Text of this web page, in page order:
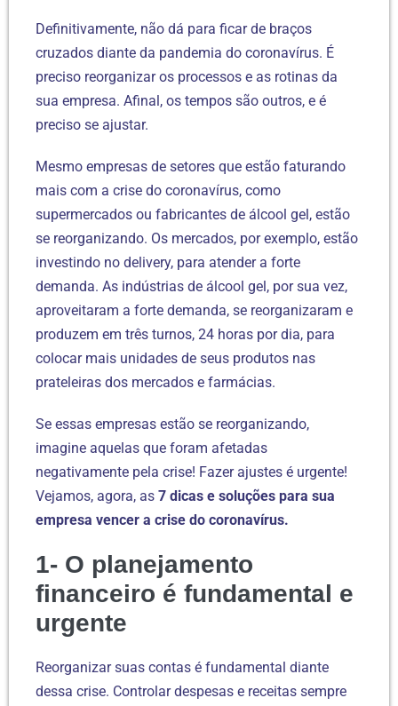
Definitivamente, não dá para ficar de braços
cruzados diante da pandemia do coronavírus. É
preciso reorganizar os processos e as rotinas da
sua empresa. Afinal, os tempos são outros, e é
preciso se ajustar.
Mesmo empresas de setores que estão faturando
mais com a crise do coronavírus, como
supermercados ou fabricantes de álcool gel, estão
se reorganizando. Os mercados, por exemplo, estão
investindo no delivery, para atender a forte
demanda. As indústrias de álcool gel, por sua vez,
aproveitaram a forte demanda, se reorganizaram e
produzem em três turnos, 24 horas por dia, para
colocar mais unidades de seus produtos nas
prateleiras dos mercados e farmácias.
Se essas empresas estão se reorganizando,
imagine aquelas que foram afetadas
negativamente pela crise! Fazer ajustes é urgente!
Vejamos, agora, as 7 dicas e soluções para sua
empresa vencer a crise do coronavírus.
1- O planejamento
financeiro é fundamental e
urgente
Reorganizar suas contas é fundamental diante
dessa crise. Controlar despesas e receitas sempre